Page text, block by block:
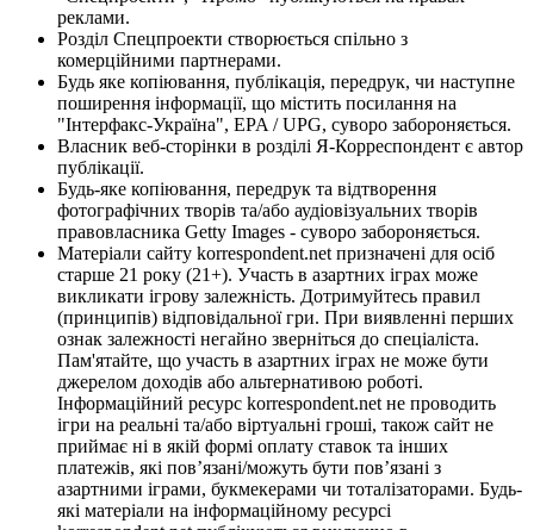
реклами.
Розділ Спецпроекти створюється спільно з
комерційними партнерами.
Будь яке копіювання, публікація, передрук, чи наступне
поширення інформації, що містить посилання на
"Інтерфакс-Україна", EPA / UPG, суворо забороняється.
Власник веб-сторінки в розділі Я-Корреспондент є автор
публікації.
Будь-яке копіювання, передрук та відтворення
фотографічних творів та/або аудіовізуальних творів
правовласника Getty Images - суворо забороняється.
Матеріали сайту korrespondent.net призначені для осіб
старше 21 року (21+). Участь в азартних іграх може
викликати ігрову залежність. Дотримуйтесь правил
(принципів) відповідальної гри. При виявленні перших
ознак залежності негайно зверніться до спеціаліста.
Пам'ятайте, що участь в азартних іграх не може бути
джерелом доходів або альтернативою роботі.
Інформаційний ресурс korrespondent.net не проводить
ігри на реальні та/або віртуальні гроші, також сайт не
приймає ні в якій формі оплату ставок та інших
платежів, які пов’язані/можуть бути пов’язані з
азартними іграми, букмекерами чи тоталізаторами. Будь-
які матеріали на інформаційному ресурсі